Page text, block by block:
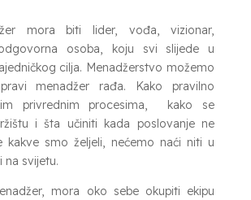
mora biti lider, vođa, vizionar,
osoba, koju svi slijede u
cilja. Menadžerstvo možemo
menadžer rađa. Kako pravilno
privrednim procesima, kako se
i šta učiniti kada poslovanje ne
kakve smo željeli, nećemo naći niti u
na svijetu.
mora oko sebe okupiti ekipu